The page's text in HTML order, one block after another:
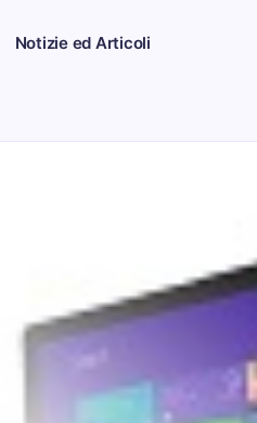
Notizie ed Articoli